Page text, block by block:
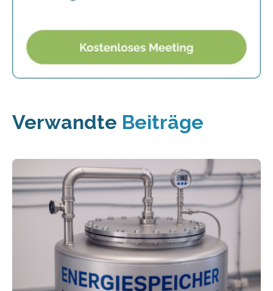
Verwandte Beiträge